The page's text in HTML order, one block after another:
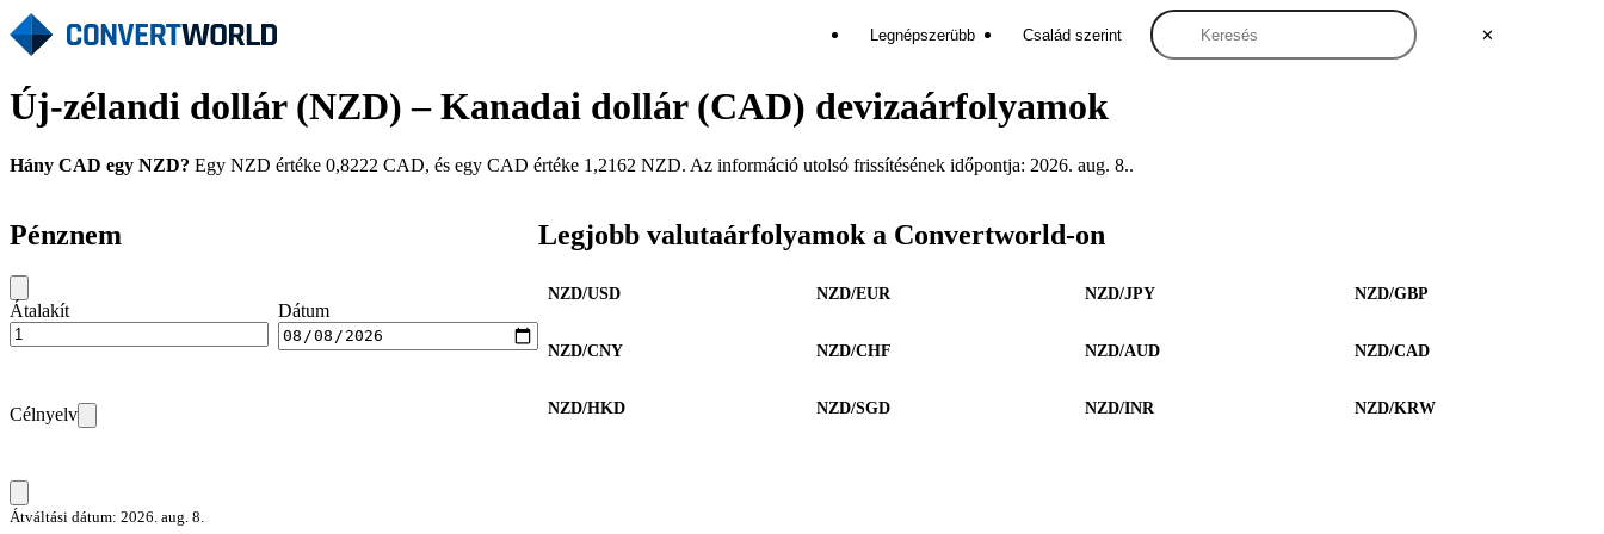
✕
Legnépszerübb Család szerint
Új-zélandi dollár (NZD) – Kanadai dollár (CAD) devizaárfolyamok
Hány CAD egy NZD? Egy NZD értéke 0,8222 CAD, és egy CAD értéke 1,2162 NZD. Az információ utolsó frissítésének időpontja: 2026. aug. 8..
Pénznem
Átalakít Dátum
Célnyelv
Átváltási dátum: 2026. aug. 8.
Legjobb valutaárfolyamok a Convertworld-on
NZD/USD NZD/EUR NZD/JPY NZD/GBP
NZD/CNY NZD/CHF NZD/AUD NZD/CAD
NZD/HKD NZD/SGD NZD/INR NZD/KRW